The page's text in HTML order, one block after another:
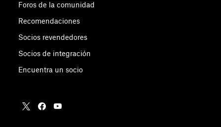
Foros de la comunidad
Recomendaciones
Socios revendedores
Socios de integración
Encuentra un socio